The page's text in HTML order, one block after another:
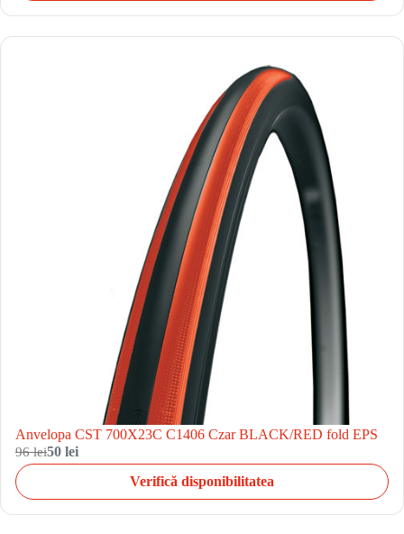
Anvelopa CST 700X23C C1406 Czar BLACK/RED fold EPS
96 lei50 lei
Verifică disponibilitatea